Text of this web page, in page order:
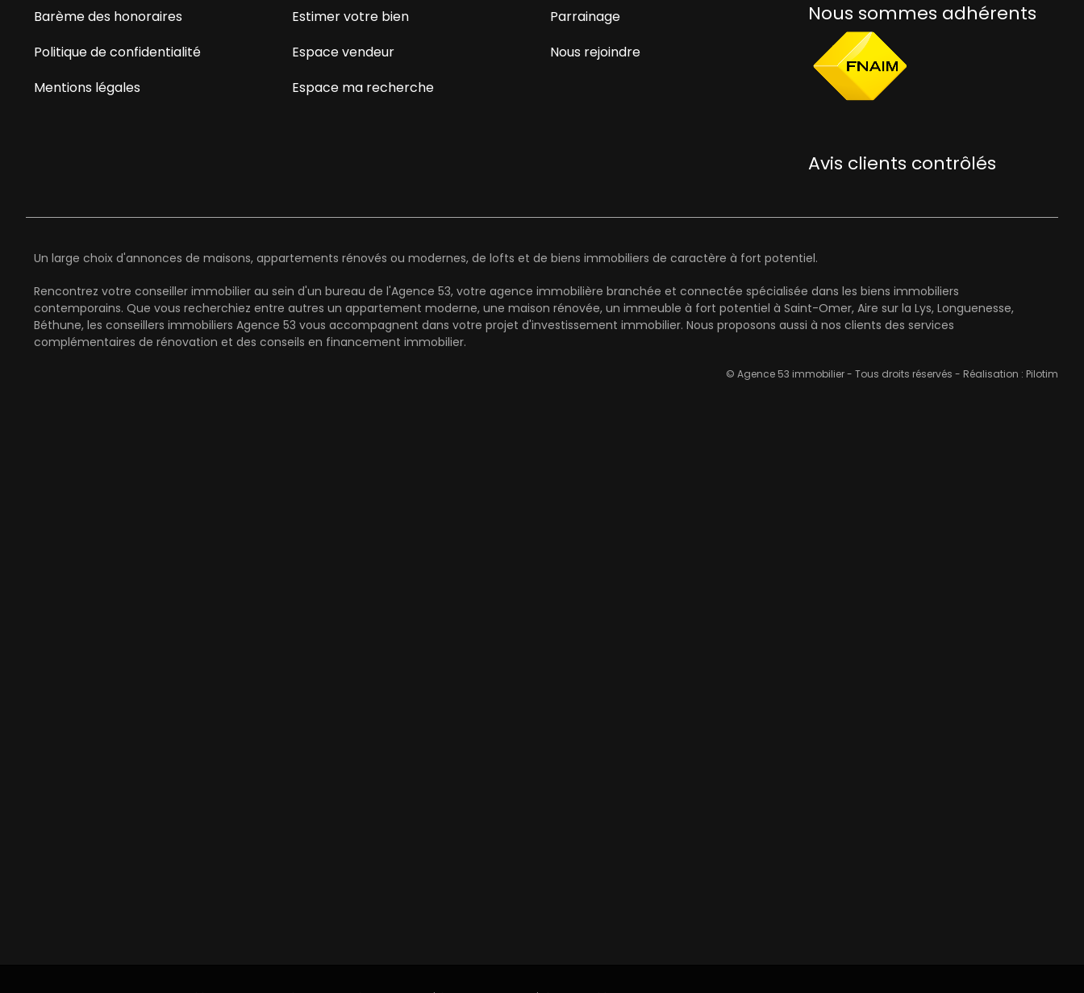
Barème des honoraires
Politique de confidentialité
Mentions légales
Estimer votre bien
Espace vendeur
Espace ma recherche
Parrainage
Nous rejoindre
Nous sommes adhérents
Avis clients contrôlés
Un large choix d'annonces de maisons, appartements rénovés ou modernes, de lofts et de biens immobiliers de caractère à fort potentiel.
Rencontrez votre conseiller immobilier au sein d'un bureau de l'Agence 53, votre agence immobilière branchée et connectée spécialisée dans les biens immobiliers
contemporains. Que vous recherchiez entre autres un appartement moderne, une maison rénovée, un immeuble à fort potentiel à Saint-Omer, Aire sur la Lys, Longuenesse,
Béthune, les conseillers immobiliers Agence 53 vous accompagnent dans votre projet d'investissement immobilier. Nous proposons aussi à nos clients des services
complémentaires de rénovation et des conseils en financement immobilier.
© Agence 53 immobilier - Tous droits réservés - Réalisation : Pilotim